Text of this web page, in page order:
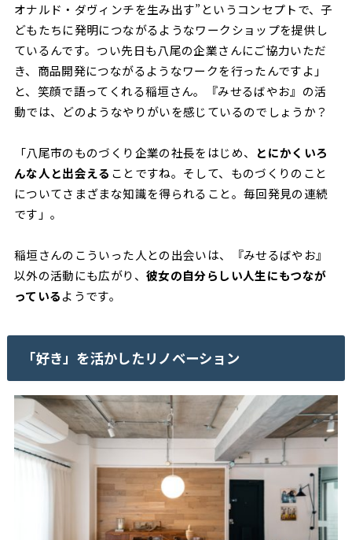
オナルド・ダヴィンチを生み出す”というコンセプトで、子
どもたちに発明につながるようなワークショップを提供し
ているんです。つい先日も八尾の企業さんにご協力いただ
き、商品開発につながるようなワークを行ったんですよ」
と、笑顔で語ってくれる稲垣さん。『みせるばやお』の活
動では、どのようなやりがいを感じているのでしょうか？
「八尾市のものづくり企業の社長をはじめ、
とにかくいろ
んな人と出会える ことですね。そして、ものづくりのこと
についてさまざまな知識を得られること。毎回発見の連続
です」。
稲垣さんのこういった人との出会いは、『みせるばやお』
以外の活動にも広がり、 彼女の自分らしい人生にもつなが
っているようです。
「好き」を活かしたリノベーション